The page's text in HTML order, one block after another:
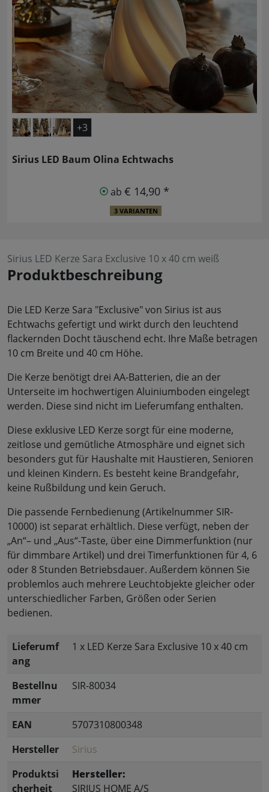
+3
Sirius LED Baum Olina Echtwachs
ab € 14,90 *
3 VARIANTEN
Sirius LED Kerze Sara Exclusive 10 x 40 cm weiß
Produktbeschreibung
Die LED Kerze Sara "Exclusive" von Sirius ist aus
Echtwachs gefertigt und wirkt durch den leuchtend
flackernden Docht täuschend echt. Ihre Maße betragen
10 cm Breite und 40 cm Höhe.
Die Kerze benötigt drei AA-Batterien, die an der
Unterseite im hochwertigen Aluiniumboden eingelegt
werden. Diese sind nicht im Lieferumfang enthalten.
Diese exklusive LED Kerze sorgt für eine moderne,
zeitlose und gemütliche Atmosphäre und eignet sich
besonders gut für Haushalte mit Haustieren, Senioren
und kleinen Kindern. Es besteht keine Brandgefahr,
keine Rußbildung und kein Geruch.
Die passende Fernbedienung (Artikelnummer SIR-
10000) ist separat erhältlich. Diese verfügt, neben der
„An“– und „Aus“-Taste, über eine Dimmerfunktion (nur
für dimmbare Artikel) und drei Timerfunktionen für 4, 6
oder 8 Stunden Betriebsdauer. Außerdem können Sie
problemlos auch mehrere Leuchtobjekte gleicher oder
unterschiedlicher Farben, Größen oder Serien
bedienen.
Lieferumf
ang
1 x LED Kerze Sara Exclusive 10 x 40 cm
Bestellnu
mmer
SIR-80034
EAN
5707310800348
Hersteller
Sirius
Produktsi
cherheit
Hersteller:
SIRIUS HOME A/S